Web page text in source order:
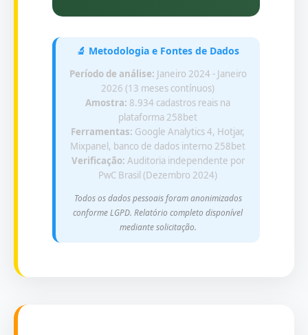
🔬 Metodologia e Fontes de Dados
Período de análise: Janeiro 2024 - Janeiro
2026 (13 meses contínuos)
Amostra: 8.934 cadastros reais na
plataforma 258bet
Ferramentas: Google Analytics 4, Hotjar,
Mixpanel, banco de dados interno 258bet
Verificação: Auditoria independente por
PwC Brasil (Dezembro 2024)
Todos os dados pessoais foram anonimizados
conforme LGPD. Relatório completo disponível
mediante solicitação.